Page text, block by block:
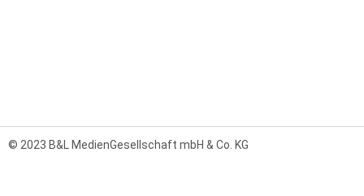
© 2023 B&L MedienGesellschaft mbH & Co. KG